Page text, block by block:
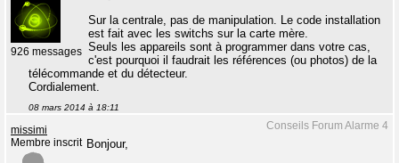
926 messages
Sur la centrale, pas de manipulation. Le code installation
est fait avec les switchs sur la carte mère.
Seuls les appareils sont à programmer dans votre cas,
c'est pourquoi il faudrait les références (ou photos) de la
télécommande et du détecteur.
Cordialement.
08 mars 2014 à 18:11
Conseils Forum Alarme 4
missimi
Membre inscrit Bonjour,